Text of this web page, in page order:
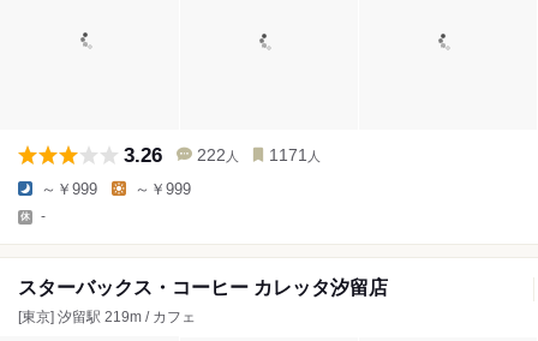
3.26 222 人 1171 人
～￥999 ～￥999
-
スターバックス・コーヒー カレッタ汐留店
[東京] 汐留駅 219m / カフェ